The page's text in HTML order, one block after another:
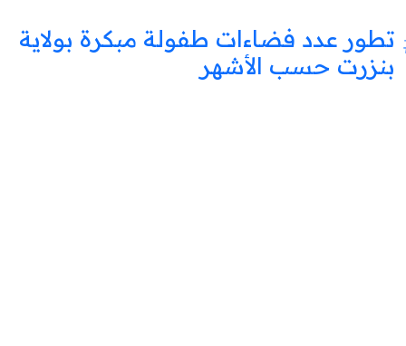
تطور عدد فضاءات طفولة مبكرة بولاية
بنزرت حسب الأشهر